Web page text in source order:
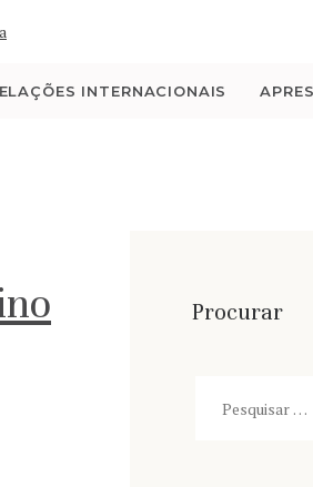
INTERNACIONAIS
Procurar